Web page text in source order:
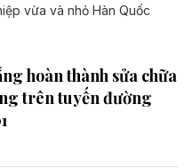
vừa và nhỏ Hàn Quốc
hoàn thành sửa chữa
trên tuyến đường